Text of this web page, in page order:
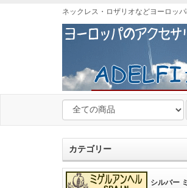
ネックレス・ロザリオなどヨーロッ
カテゴリー
シルバー